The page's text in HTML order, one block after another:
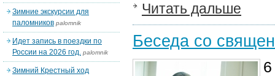
Читать дальше
Беседа со
Зимние экскурсии для
паломников palomnik
Идет запись в поездки по
России на 2026 год. palomnik
Зимний Крестный ход